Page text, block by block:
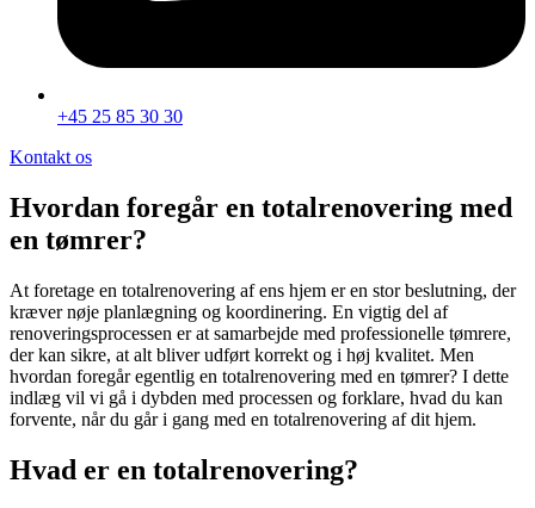
+45 25 85 30 30
Kontakt os
Hvordan foregår en totalrenovering med
en tømrer?
At foretage en totalrenovering af ens hjem er en stor beslutning, der
kræver nøje planlægning og koordinering. En vigtig del af
renoveringsprocessen er at samarbejde med professionelle tømrere,
der kan sikre, at alt bliver udført korrekt og i høj kvalitet. Men
hvordan foregår egentlig en totalrenovering med en tømrer? I dette
indlæg vil vi gå i dybden med processen og forklare, hvad du kan
forvente, når du går i gang med en totalrenovering af dit hjem.
Hvad er en totalrenovering?